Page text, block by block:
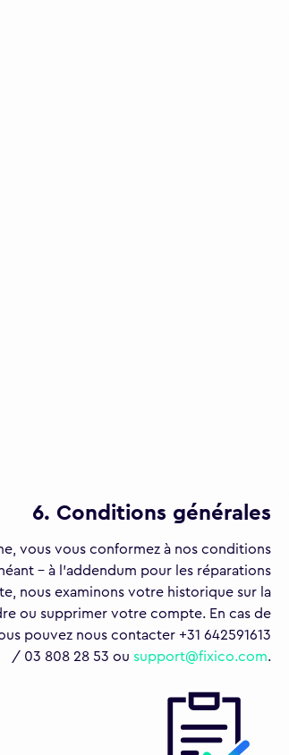
6. Conditions générales
vous vous conformez à nos conditions
- à l'addendum pour les réparations
nous examinons votre historique sur la
ou supprimer votre compte. En cas de
pouvez nous contacter +31 642591613
/ 03 808 28 53 ou support@fixico.com.